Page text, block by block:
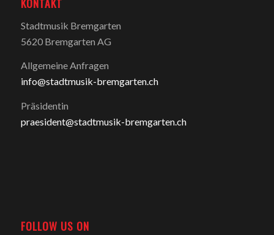
Stadtmusik Bremgarten
5620 Bremgarten AG
Allgemeine Anfragen
info@stadtmusik-bremgarten.ch
Präsidentin
praesident@stadtmusik-bremgarten.ch
FOLLOW US ON